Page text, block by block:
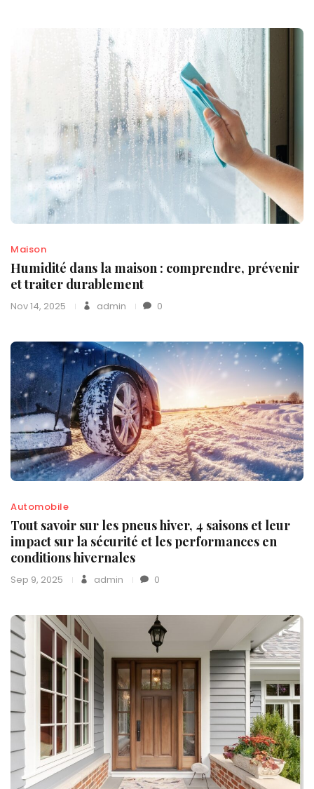
Maison
Humidité dans la maison : comprendre, prévenir
et traiter durablement
Nov 14, 2025 admin 0
Automobile
Tout savoir sur les pneus hiver, 4 saisons et leur
impact sur la sécurité et les performances en
conditions hivernales
Sep 9, 2025 admin 0